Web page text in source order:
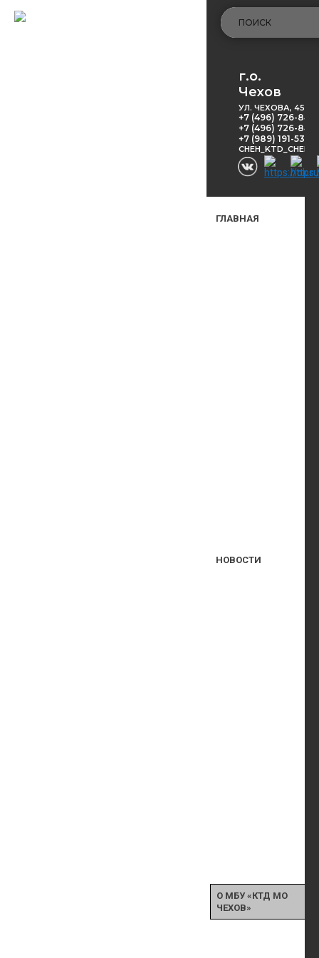
г.о.
Чехов
УЛ. ЧЕХОВА, 45
+7 (496) 726-
+7 (496) 726-
+7 (989) 191-53-
ГЛАВНАЯ
НОВОСТИ
О МБУ «КТД МО
ЧЕХОВ»